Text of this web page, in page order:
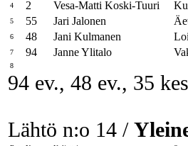
4 2 Vesa-Matti Koski-Tuuri
5 55 Jari Jalonen
6 48 Jani Kulmanen
7 94 Janne Ylitalo
8
94 ev., 48 ev., 35
Lähtö n:o 14 /